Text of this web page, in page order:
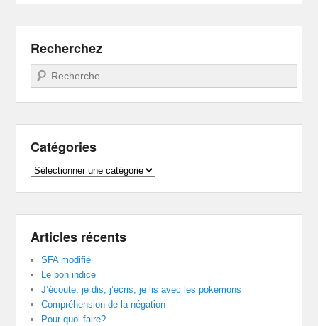
Recherchez
Recherche
Catégories
Catégories
Articles récents
SFA modifié
Le bon indice
J’écoute, je dis, j’écris, je lis avec les pokémons
Compréhension de la négation
Pour quoi faire?